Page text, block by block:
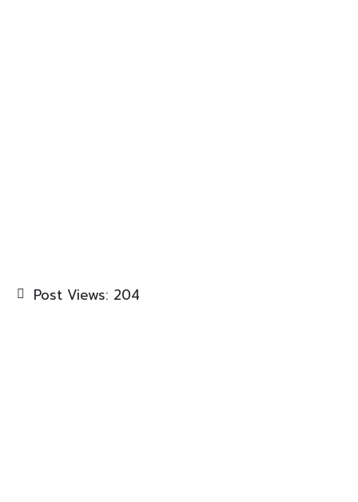
Post Views: 204